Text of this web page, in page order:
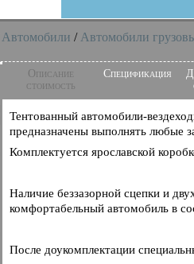
Автомобили / Автомобили
Описание
стоимость
Спецификация
Тентованный автомобили-
предназначены выполнять любые
Комплектуется ярославской
Наличие беззазорной сцепки и
комфортабельный автомобиль в
После доукомплектации